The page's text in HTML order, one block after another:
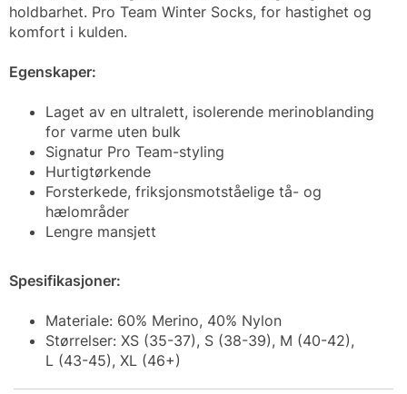
holdbarhet. Pro Team Winter Socks, for hastighet og
komfort i kulden.
Egenskaper:
Laget av en ultralett, isolerende merinoblanding
for varme uten bulk
Signatur Pro Team-styling
Hurtigtørkende
Forsterkede, friksjonsmotståelige tå- og
hælområder
Lengre mansjett
Spesifikasjoner:
Materiale: 60% Merino, 40% Nylon
Størrelser: XS (35-37), S (38-39), M (40-42),
L (43-45), XL (46+)